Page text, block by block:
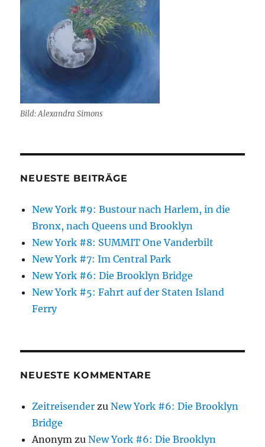
Bild: Alexandra Simons
NEUESTE BEITRÄGE
New York #9: Bustour nach Harlem, in die
Bronx, nach Queens und Brooklyn
New York #8: SUMMIT One Vanderbilt
New York #7: Im Central Park
New York #6: Die Brooklyn Bridge
New York #5: Fahrt auf der Staten Island
Ferry
NEUESTE KOMMENTARE
Zeitreisender zuNew York #6: Die Brooklyn
Bridge
Anonym zuNew York #6: Die Brooklyn